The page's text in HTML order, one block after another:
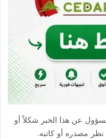
عن هذا الخبر شكلاً أو
مصدره أو كاتبه.